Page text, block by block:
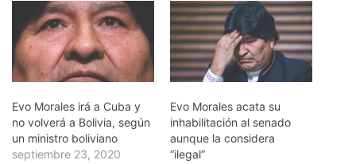
Evo Morales irá a Cuba y
no volverá a Bolivia, según
un ministro boliviano
septiembre 23, 2020
Evo Morales acata su
inhabilitación al senado
aunque la considera
“ilegal”